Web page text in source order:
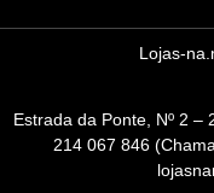
Lojas-
Estrada da Ponte, Nº 2
214 067 846